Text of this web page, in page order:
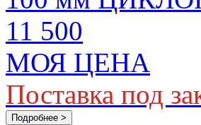
11 500
МОЯ ЦЕНА
Поставка под
Подробнее >